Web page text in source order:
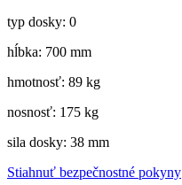
typ dosky: 0
hĺbka: 700 mm
hmotnosť: 89 kg
nosnosť: 175 kg
sila dosky: 38 mm
Stiahnuť bezpečnostné pokyny